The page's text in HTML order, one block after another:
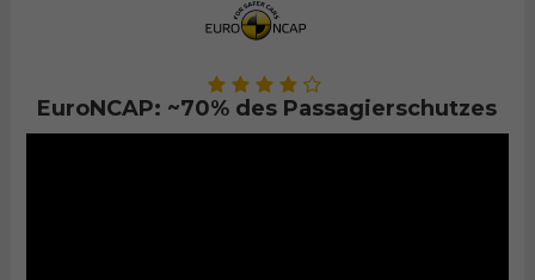
EuroNCAP: ~70% des Passagierschutzes